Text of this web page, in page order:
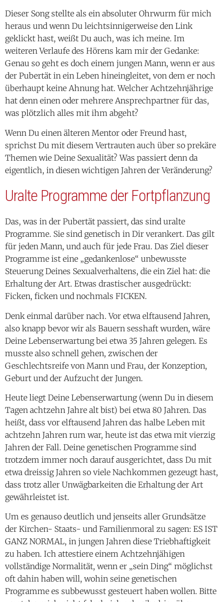
Dieser Song stellte als ein absoluter Ohrwurm für mich
heraus und wenn Du leichtsinnigerweise den Link
geklickt hast, weißt Du auch, was ich meine. Im
weiteren Verlaufe des Hörens kam mir der Gedanke:
Genau so geht es doch einem jungen Mann, wenn er aus
der Pubertät in ein Leben hineingleitet, von dem er noch
überhaupt keine Ahnung hat. Welcher Achtzehnjährige
hat denn einen oder mehrere Ansprechpartner für das,
was plötzlich alles mit ihm abgeht?
Wenn Du einen älteren Mentor oder Freund hast,
sprichst Du mit diesem Vertrauten auch über so prekäre
Themen wie Deine Sexualität? Was passiert denn da
eigentlich, in diesen wichtigen Jahren der Veränderung?
Uralte Programme der Fortpflanzung
Das, was in der Pubertät passiert, das sind uralte
Programme. Sie sind genetisch in Dir verankert. Das gilt
für jeden Mann, und auch für jede Frau. Das Ziel dieser
Programme ist eine „gedankenlose“ unbewusste
Steuerung Deines Sexualverhaltens, die ein Ziel hat: die
Erhaltung der Art. Etwas drastischer ausgedrückt:
Ficken, ficken und nochmals FICKEN.
Denk einmal darüber nach. Vor etwa elftausend Jahren,
also knapp bevor wir als Bauern sesshaft wurden, wäre
Deine Lebenserwartung bei etwa 35 Jahren gelegen. Es
musste also schnell gehen, zwischen der
Geschlechtsreife von Mann und Frau, der Konzeption,
Geburt und der Aufzucht der Jungen.
Heute liegt Deine Lebenserwartung (wenn Du in diesem
Tagen achtzehn Jahre alt bist) bei etwa 80 Jahren. Das
heißt, dass vor elftausend Jahren das halbe Leben mit
achtzehn Jahren rum war, heute ist das etwa mit vierzig
Jahren der Fall. Deine genetischen Programme sind
trotzdem immer noch darauf ausgerichtet, dass Du mit
etwa dreissig Jahren so viele Nachkommen gezeugt hast,
dass trotz aller Unwägbarkeiten die Erhaltung der Art
gewährleistet ist.
Um es genauso deutlich und jenseits aller Grundsätze
der Kirchen- Staats- und Familienmoral zu sagen: ES IST
GANZ NORMAL, in jungen Jahren diese Triebhaftigkeit
zu haben. Ich attestiere einem Achtzehnjähigen
vollständige Normalität, wenn er „sein Ding“ möglichst
oft dahin haben will, wohin seine genetischen
Programme es subbewusst gesteuert haben wollen. Bitte